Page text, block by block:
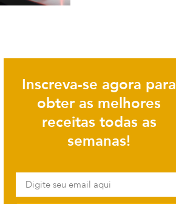
Inscreva-se agora para
obter as melhores
receitas todas as
semanas!